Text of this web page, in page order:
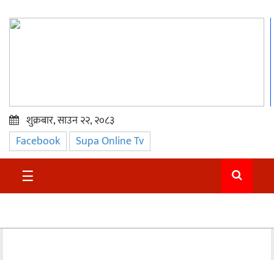
प्रमुख
समाचार
सुदुर
शुक्रबार, साउन २२, २०८३
Facebook Supa Online Tv
☰